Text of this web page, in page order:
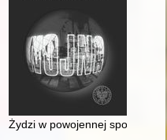
Wigdorowa i proces Josifa
Żydzi w powojennej